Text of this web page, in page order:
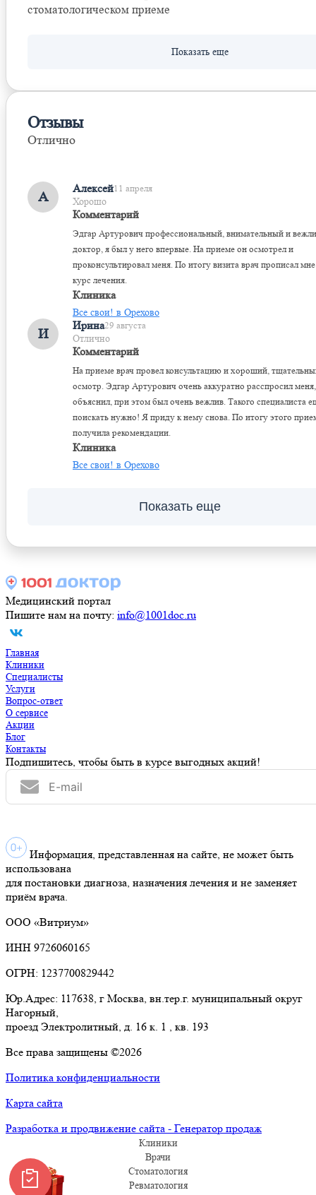
стоматологическом приеме
Отзывы
Отлично
А
Алексей11 апреля
Хорошо
Комментарий
Эдгар Артурович профессиональный, внимательный и
доктор, я был у него впервые. На приеме он осмотрел и
проконсультировал меня. По итогу визита врач прописал мне
курс лечения.
Клиника
Все свои! в Орехово
И
Ирина29 августа
Отлично
Комментарий
На приеме врач провел консультацию и хороший,
осмотр. Эдгар Артурович очень аккуратно расспросил
объяснил, при этом был очень вежлив. Такого специалиста
поискать нужно! Я приду к нему снова. По итогу этого
получила рекомендации.
Клиника
Все свои! в Орехово
Показать еще
Медицинский портал
Пишите нам на почту: info@1001doc.ru
Главная
Клиники
Специалисты
Услуги
Вопрос-ответ
О сервисе
Акции
Блог
Контакты
Подпишитесь, чтобы быть в курсе выгодных акций!
Информация, представленная на сайте, не может быть
использована
для постановки диагноза, назначения лечения и не заменяет
приём врача.
ООО «Витриум»
ИНН 9726060165
ОГРН: 1237700829442
Юр.Адрес: 117638, г Москва, вн.тер.г. муниципальный округ
Нагорный,
проезд Электролитный, д. 16 к. 1 , кв. 193
Все права защищены ©2026
Политика конфиденциальности
Карта сайта
Разработка и продвижение сайта - Генератор продаж
Клиники
Врачи
Стоматология
Ревматология